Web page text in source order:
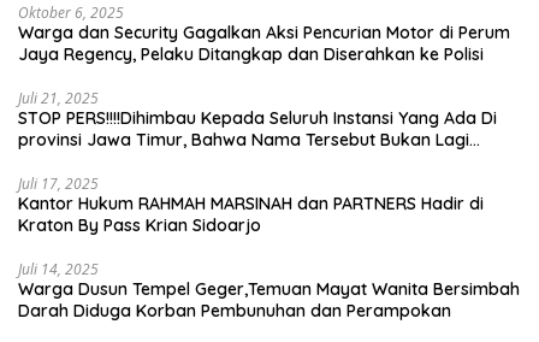
Oktober 6, 2025
Warga dan Security Gagalkan Aksi Pencurian Motor di Perum
Jaya Regency, Pelaku Ditangkap dan Diserahkan ke Polisi
Juli 21, 2025
STOP PERS!!!!Dihimbau Kepada Seluruh Instansi Yang Ada Di
provinsi Jawa Timur, Bahwa Nama Tersebut Bukan Lagi
Juli 17, 2025
Kantor Hukum RAHMAH MARSINAH dan PARTNERS Hadir di
Kraton By Pass Krian Sidoarjo
Juli 14, 2025
Warga Dusun Tempel Geger,Temuan Mayat Wanita Bersimbah
Darah Diduga Korban Pembunuhan dan Perampokan